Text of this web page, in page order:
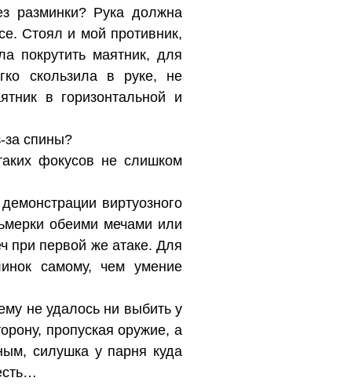
разминки? Рука должна
Стоял и мой противник,
покрутить маятник, для
скользила в руке, не
в горизонтальной и
за спины?
фокусов не слишком
виртуозного
обеими мечами или
при первой же атаке. Для
самому, чем умение
не удалось ни выбить у
пропуская оружие, а
силушка у парня куда